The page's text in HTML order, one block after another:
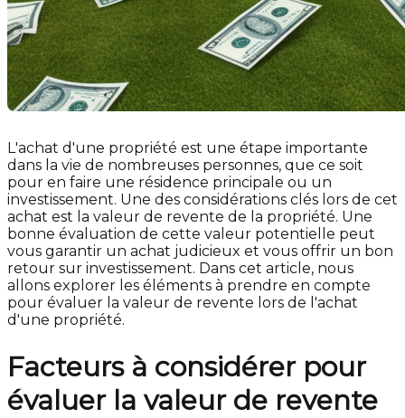
L'achat d'une propriété est une étape importante
dans la vie de nombreuses personnes, que ce soit
pour en faire une résidence principale ou un
investissement. Une des considérations clés lors de cet
achat est la valeur de revente de la propriété. Une
bonne évaluation de cette valeur potentielle peut
vous garantir un achat judicieux et vous offrir un bon
retour sur investissement. Dans cet article, nous
allons explorer les éléments à prendre en compte
pour évaluer la valeur de revente lors de l'achat
d'une propriété.
Facteurs à considérer pour
évaluer la valeur de revente